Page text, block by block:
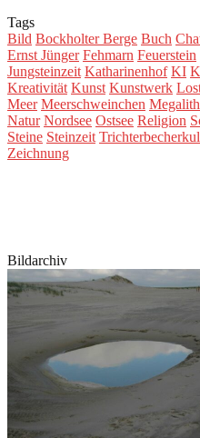
Tags
Bild Bockholter Berge Buch
Ernst Jünger Fehmarn Feuerstein
Jungsteinzeit Katharinenhof KI
Kreativität Kunst Kunstwerk
Meer Meerschweinchen
Natur Nordsee Ostsee Religion
Steine Steinzeit
Zeichnung
Bildarchiv